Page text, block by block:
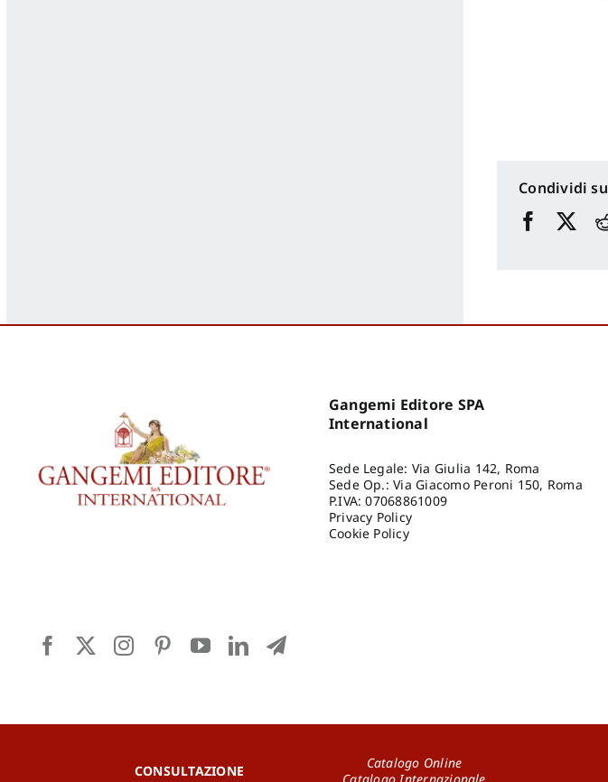
Condividi su
Gangemi Editore SPA
International
Sede Legale: Via Giulia 142, Roma
Sede Op.: Via Giacomo Peroni 150, Roma
P.IVA: 07068861009
Privacy Policy
Cookie Policy
CONSULTAZIONE
Catalogo Online